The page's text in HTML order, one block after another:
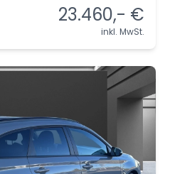
23.460,- €
inkl. MwSt.